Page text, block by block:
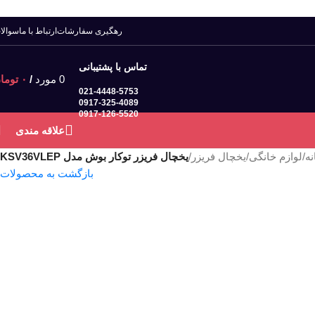
رهگیری سفارشات ارتباط با ما
تماس با پشتیبانی
021-4448-5753
0917-325-4089
0917-126-5520
0 مورد / ۰
علاقه مندی
/لوازم خانگی/یخچال فریزر /یخچال فریزر توکار بوش مدل KSV36VLEP
بازگشت به محصولات